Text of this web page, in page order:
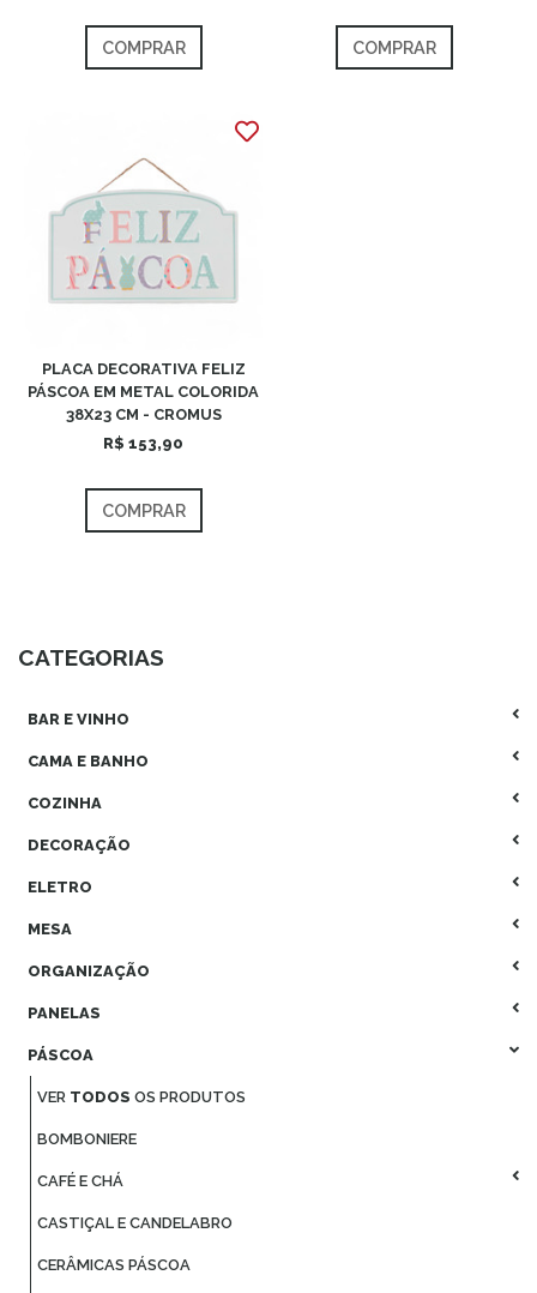
CATEGORIAS
BAR E VINHO
CAMA E BANHO
COZINHA
DECORAÇÃO
ELETRO
MESA
ORGANIZAÇÃO
PANELAS
PÁSCOA
VER TODOS OS PRODUTOS
BOMBONIERE
CAFÉ E CHÁ
CASTIÇAL E CANDELABRO
CERÂMICAS PÁSCOA
COMPRAR COMPRAR
PLACA DECORATIVA FELIZ
PÁSCOA EM METAL COLORIDA
38X23 CM - CROMUS
R$ 153,90
COMPRAR